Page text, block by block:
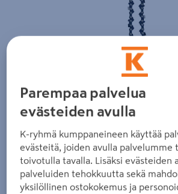
Parempaa palvelua
evästeiden avulla
K-ryhmä kumppaneineen käyttää
evästeitä, joiden avulla palvelumme
toivotulla tavalla. Lisäksi evästeiden
palveluiden tehokkuutta sekä
yksilöllinen ostokokemus ja